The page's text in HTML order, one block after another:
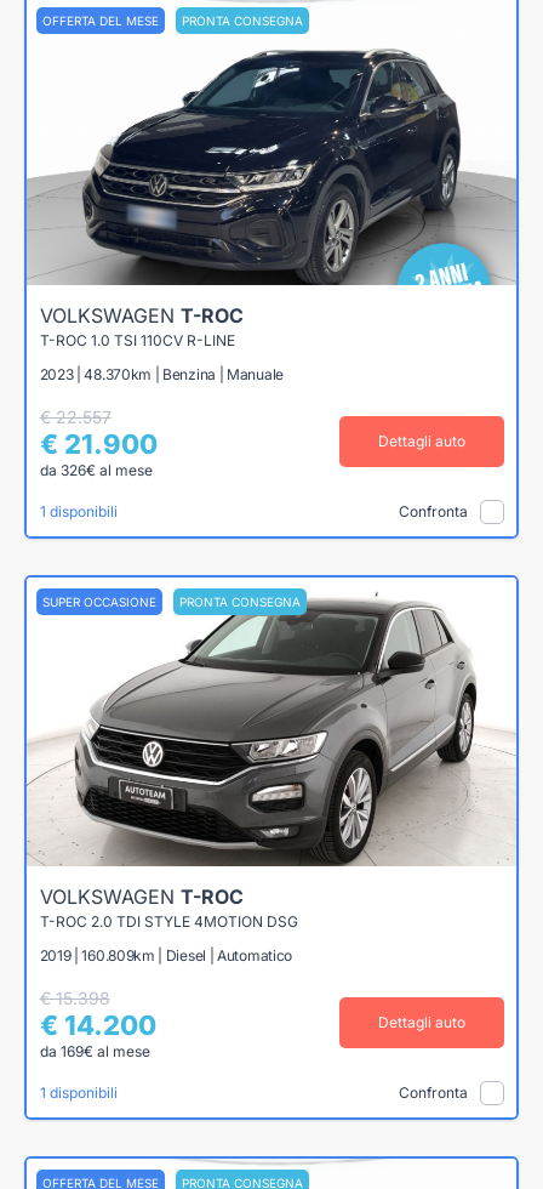
OFFERTA DEL MESE PRONTA CONSEGNA
VOLKSWAGEN T-ROC
T-ROC 1.0 TSI 110CV R-LINE
2023 | 48.370km | Benzina | Manuale
€ 22.557
€ 21.900
da 326€ al mese
Dettagli auto
1 disponibili Confronta
SUPER OCCASIONE PRONTA CONSEGNA
VOLKSWAGEN T-ROC
T-ROC 2.0 TDI STYLE 4MOTION DSG
2019 | 160.809km | Diesel | Automatico
€ 15.398
€ 14.200
da 169€ al mese
Dettagli auto
1 disponibili Confronta
OFFERTA DEL MESE PRONTA CONSEGNA